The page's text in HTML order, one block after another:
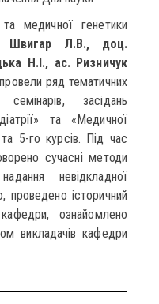
та медичної генетики
Швигар Л.В., доц.
Н.І., ас. Ризничук
провели ряд тематичних
засідань
та «Медичної
5-го курсів. Під час
сучасні методи
невідкладної
історичний
ознайомлено
викладачів кафедри